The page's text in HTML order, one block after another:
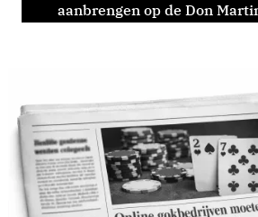
aanbrengen op de Don